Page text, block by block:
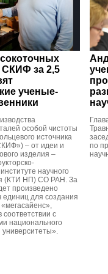
СКИФ за 2,5
ученые-
особой чистоты
источника
– от идеи и
изделия –
научного
(КТИ НП) СО РАН. За
произведено
единиц для создания
«мегасайенс»,
с
национального
университеты».
по